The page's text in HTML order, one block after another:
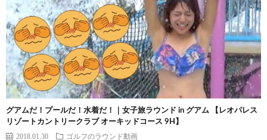
グアムだ！プールだ！水着だ！｜女子旅ラウンド in グアム 【レオパレス
リゾートカントリークラブ オーキッドコース 9H】
2018.01.30 ゴルフのラウンド動画